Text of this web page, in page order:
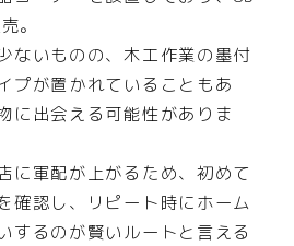
。
ないものの、木工作業の墨付
プが置かれていることもあ
に出会える可能性がありま
に軍配が上がるため、初めて
確認し、リピート時にホーム
するのが賢いルートと言える